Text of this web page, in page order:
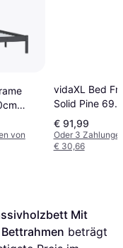
von
vidaXL Bed
Solid Pine
Bettrahmen
€ 91,99
Oder 3
€ 30,66
Mit
beträgt